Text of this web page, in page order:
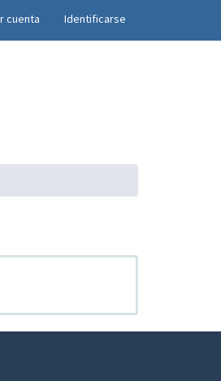
cuenta Identificarse ×